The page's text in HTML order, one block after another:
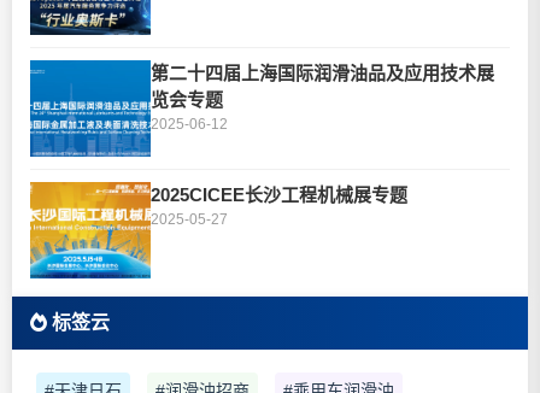
第二十四届上海国际润滑油品及应用技术展
览会专题
2025-06-12
2025CICEE长沙工程机械展专题
2025-05-27
标签云